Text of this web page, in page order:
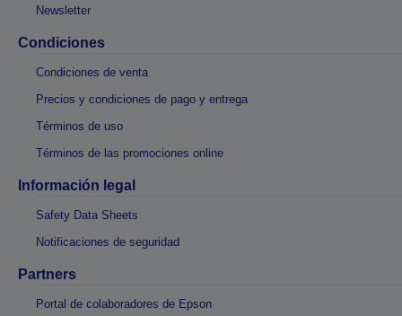
Newsletter
Condiciones
Condiciones de venta
Precios y condiciones de pago y entrega
Términos de uso
Términos de las promociones online
Información legal
Safety Data Sheets
Notificaciones de seguridad
Partners
Portal de colaboradores de Epson